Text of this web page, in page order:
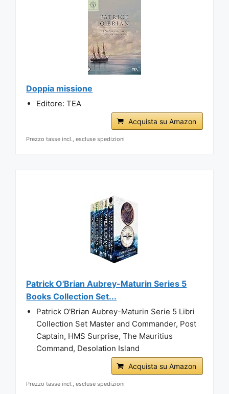
Doppia missione
Editore: TEA
Acquista su Amazon
Prezzo tasse incl., escluse spedizioni
Patrick O'Brian Aubrey-Maturin Series 5
Books Collection Set...
Patrick O'Brian Aubrey-Maturin Serie 5 Libri
Collection Set Master and Commander, Post
Captain, HMS Surprise, The Mauritius
Command, Desolation Island
Acquista su Amazon
Prezzo tasse incl., escluse spedizioni